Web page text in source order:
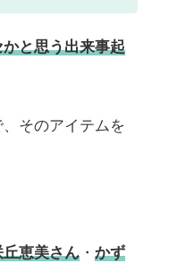
と思う出来事起
そのアイテムを
丘恵美さん ・ かず